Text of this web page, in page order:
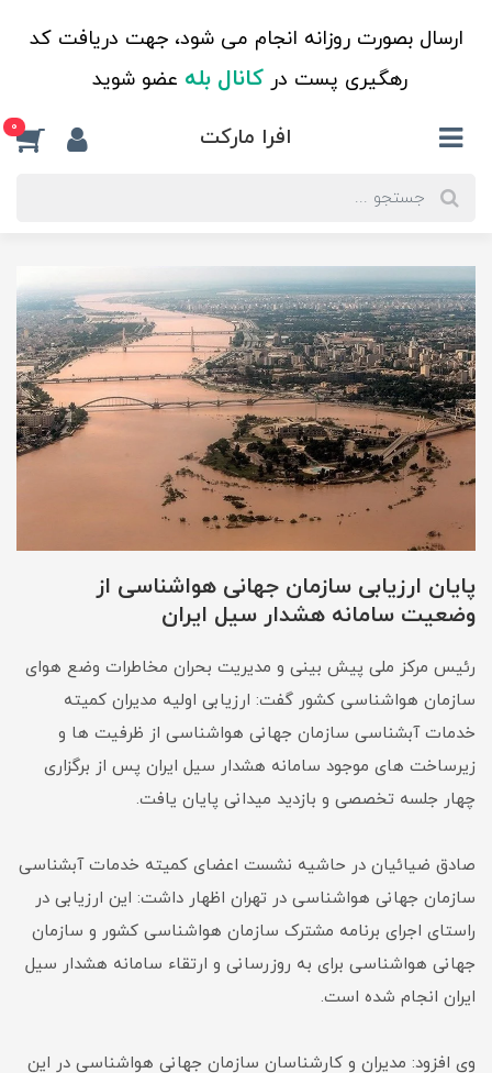
ارسال بصورت روزانه انجام می شود، جهت دریافت کد
رهگیری پست درکانال بله عضو شوید
افرا مارکت 0
پایان ارزیابی سازمان جهانی هواشناسی از
وضعیت سامانه هشدار سیل ایران
رئیس مرکز ملی پیش بینی و مدیریت بحران مخاطرات وضع هوای
سازمان هواشناسی کشور گفت: ارزیابی اولیه مدیران کمیته
خدمات آبشناسی سازمان جهانی هواشناسی از ظرفیت ها و
زیرساخت های موجود سامانه هشدار سیل ایران پس از برگزاری
چهار جلسه تخصصی و بازدید میدانی پایان یافت.
صادق ضیائیان در حاشیه نشست اعضای کمیته خدمات آبشناسی
سازمان جهانی هواشناسی در تهران اظهار داشت: این ارزیابی در
راستای اجرای برنامه مشترک سازمان هواشناسی کشور و سازمان
جهانی هواشناسی برای به روزرسانی و ارتقاء سامانه هشدار سیل
ایران انجام شده است.
وی افزود: مدیران و کارشناسان سازمان جهانی هواشناسی در این